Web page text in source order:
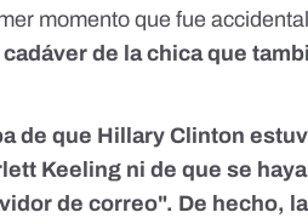
momento que fue
de la chica que
de que Hillary Clinton
Keeling ni de que se
de correo". De hecho,